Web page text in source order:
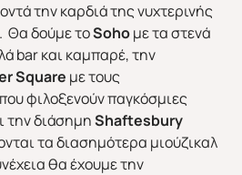
την καρδιά της νυχτερινής
Θα δούμε τοSohoμε τα στενά
bar και καμπαρέ, την
Square με τους
φιλοξενούν παγκόσμιες
την διάσημηShaftesbury
τα διασημότερα μιούζικαλ
θα έχουμε την